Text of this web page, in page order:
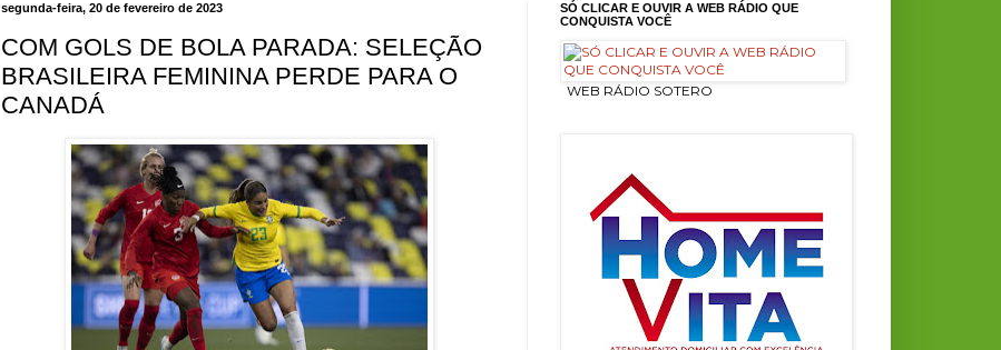
segunda-feira, 20 de fevereiro de 2023
COM GOLS DE BOLA PARADA: SELEÇÃO
BRASILEIRA FEMININA PERDE PARA O
CANADÁ
SÓ CLICAR E OUVIR A WEB RÁDIO QUE
CONQUISTA VOCÊ
ㅤ WEB RÁDIO SOTERO